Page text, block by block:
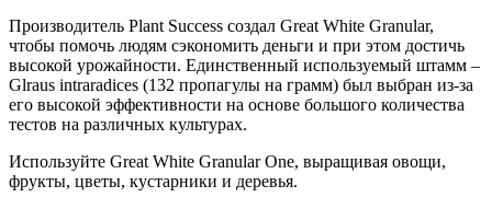
Производитель Plant Success создал Great White Granular,
чтобы помочь людям сэкономить деньги и при этом достичь
высокой урожайности. Единственный используемый штамм –
Glraus intraradices (132 пропагулы на грамм) был выбран из-за
его высокой эффективности на основе большого количества
тестов на различных культурах.
Используйте Great White Granular One, выращивая овощи,
фрукты, цветы, кустарники и деревья.